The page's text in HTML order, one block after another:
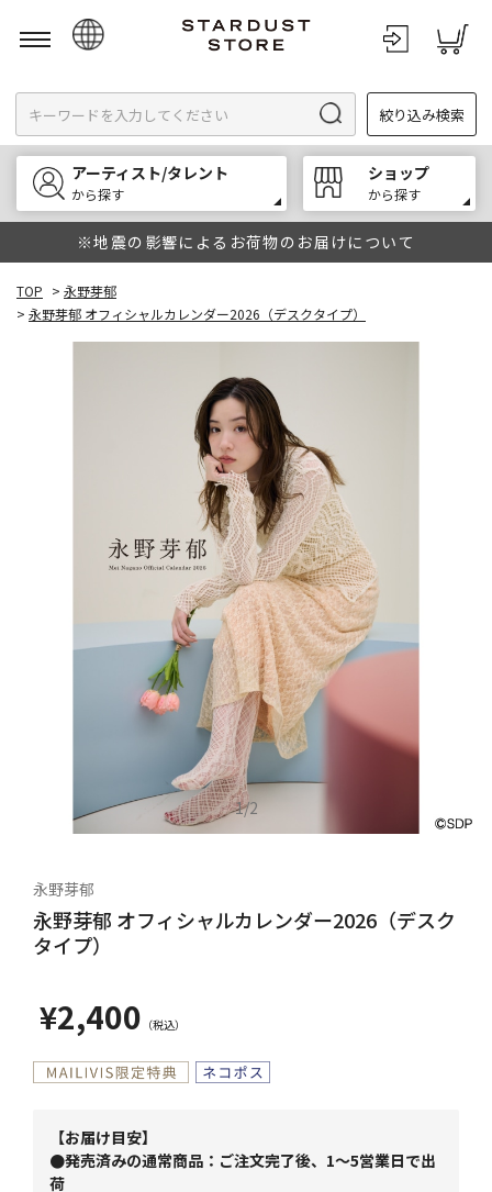
English
한국어
中文
絞り込み検索
アーティスト/タレント
から探す
ショップ
から探す
※地震の影響によるお荷物のお届けについて
TOP > 永野芽郁
> 永野芽郁 オフィシャルカレンダー2026（デスクタイプ）
1/2
永野芽郁
永野芽郁 オフィシャルカレンダー2026（デスク
タイプ）
¥2,400
【お届け目安】
●発売済みの通常商品：ご注文完了後、1～5営業日で出
荷